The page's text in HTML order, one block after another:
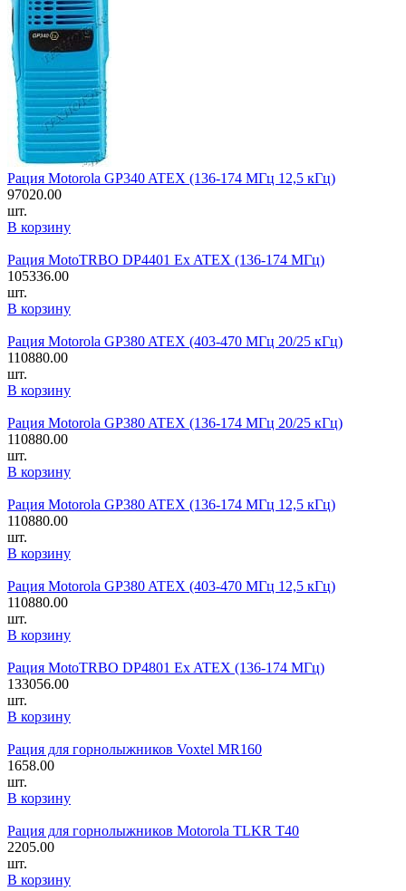
Рация Motorola GP340 ATEX (136-174 МГц 12,5 кГц)
97020.00
шт.
В корзину
Рация MotoTRBO DP4401 Ex ATEX (136-174 МГц)
105336.00
шт.
В корзину
Рация Motorola GP380 ATEX (403-470 МГц 20/25 кГц)
110880.00
шт.
В корзину
Рация Motorola GP380 ATEX (136-174 МГц 20/25 кГц)
110880.00
шт.
В корзину
Рация Motorola GP380 ATEX (136-174 МГц 12,5 кГц)
110880.00
шт.
В корзину
Рация Motorola GP380 ATEX (403-470 МГц 12,5 кГц)
110880.00
шт.
В корзину
Рация MotoTRBO DP4801 Ex ATEX (136-174 МГц)
133056.00
шт.
В корзину
Рация для горнолыжников Voxtel MR160
1658.00
шт.
В корзину
Рация для горнолыжников Motorola TLKR T40
2205.00
шт.
В корзину